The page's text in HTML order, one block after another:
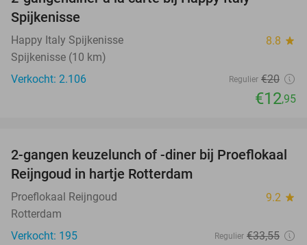
Spijkenisse
Happy Italy Spijkenisse 8.8 star
Spijkenisse (10 km)
Verkocht: 2.106
Regulier €20
€12,95
42%
2-gangen keuzelunch of -diner bij Proeflokaal
Reijngoud in hartje Rotterdam
Proeflokaal Reijngoud 9.2 star
Rotterdam
Verkocht: 195
Regulier €33,55